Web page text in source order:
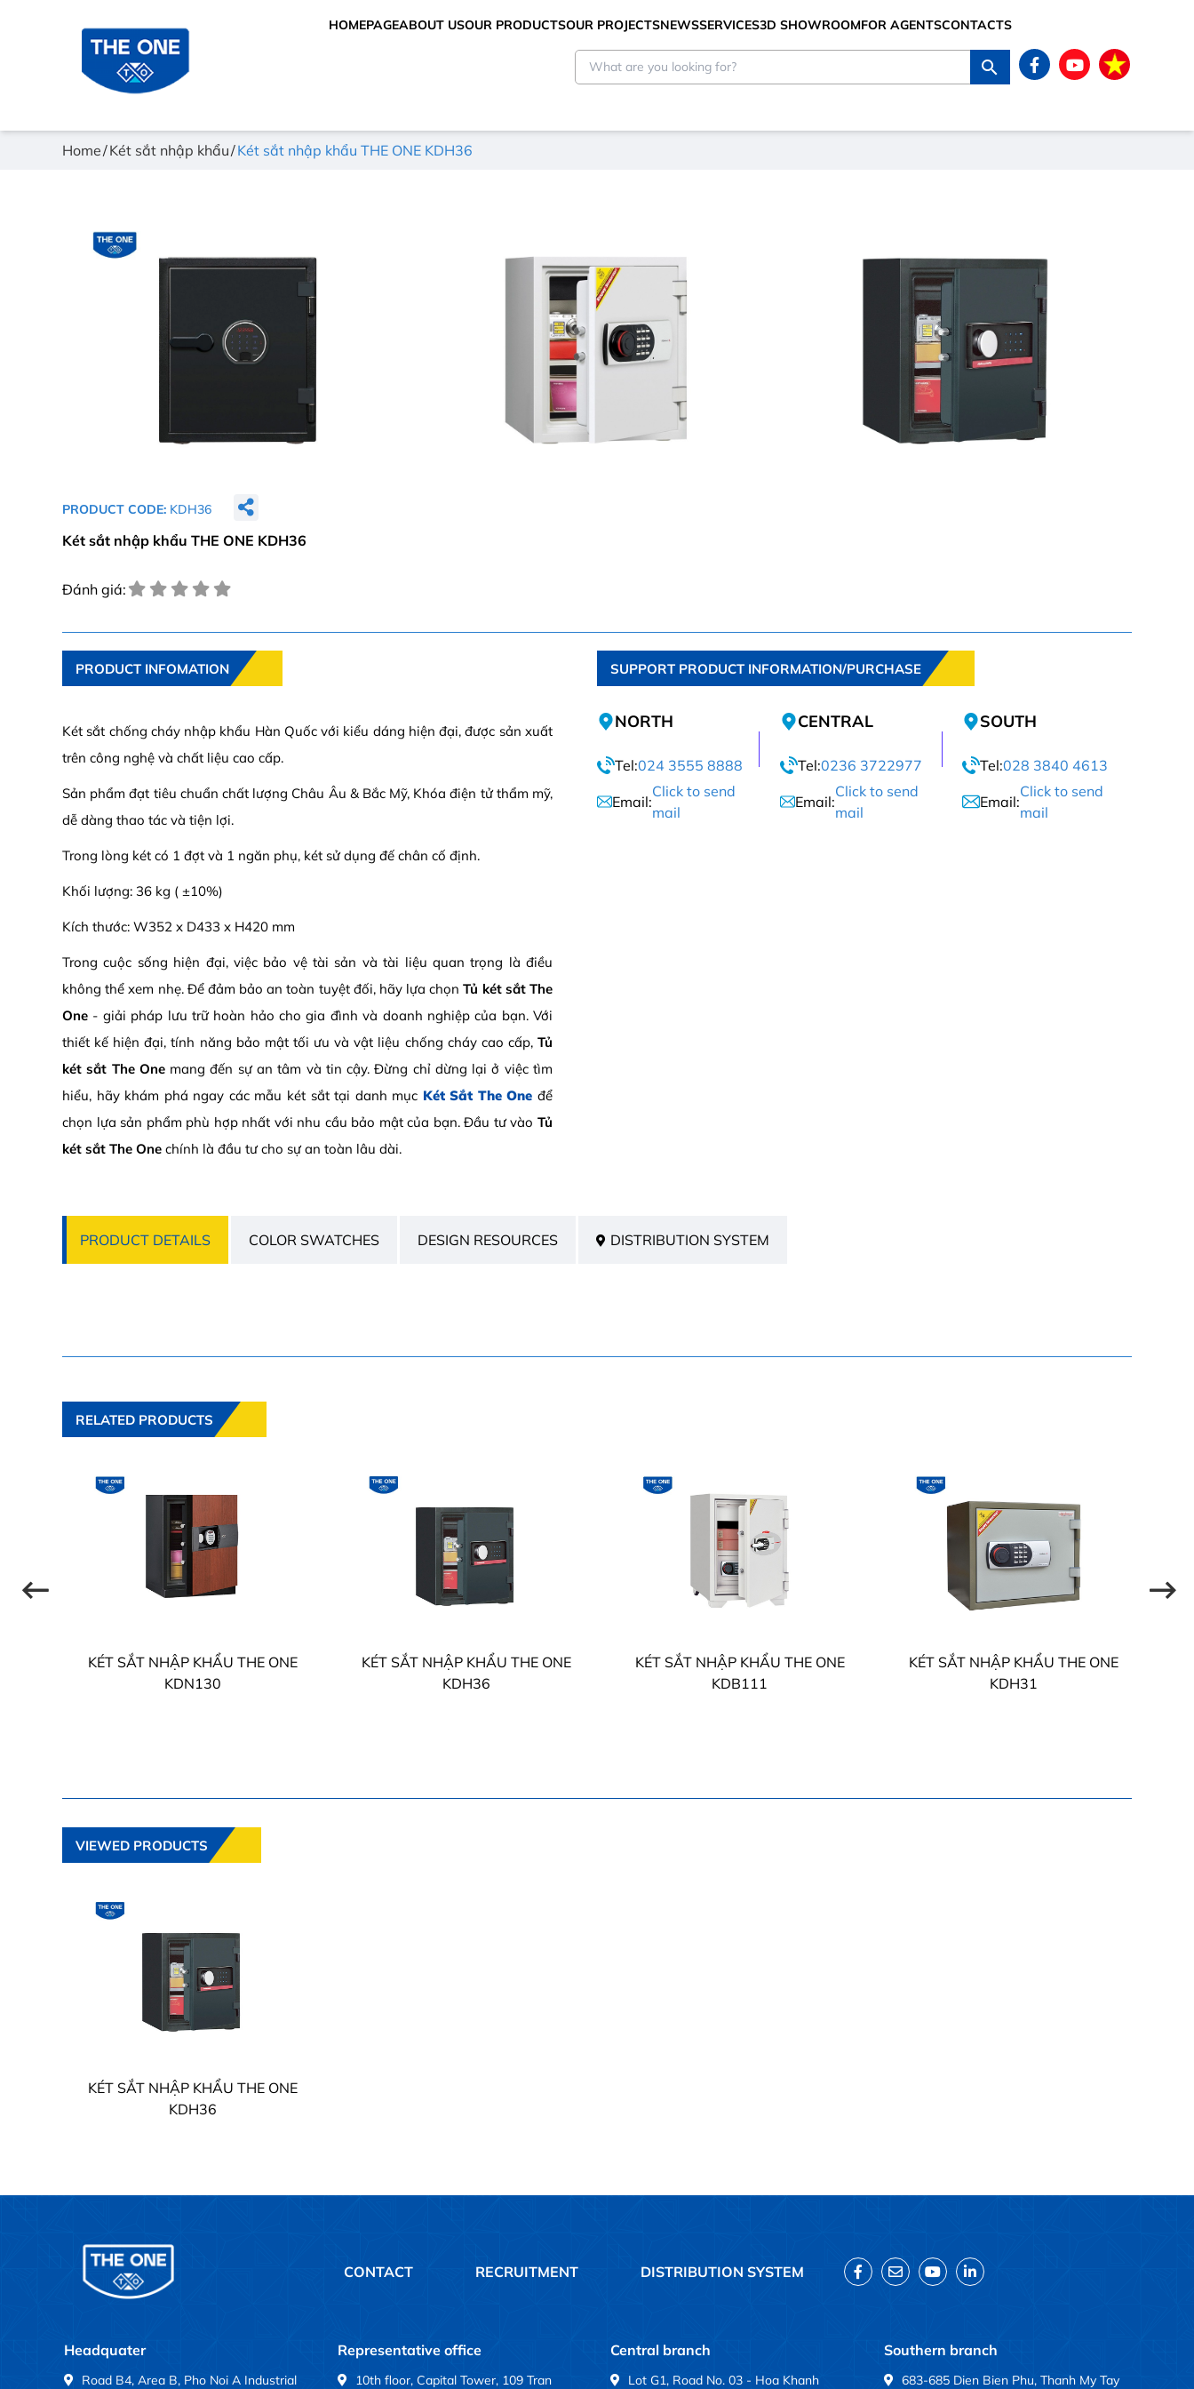
HOMEPAGEABOUT USOUR PRODUCTSOUR PROJECTSNEWSSERVICES3D SHOWROOMFOR AGENTSCONTACTS
Home Két sắt nhập khẩu Két sắt nhập khẩu THE ONE KDH36
PRODUCT CODE: KDH36
Két sắt nhập khẩu THE ONE KDH36
Đánh giá:
PRODUCT INFOMATION
Két sắt chống cháy nhập khẩu Hàn Quốc với kiểu dáng hiện đại, được sản xuất
trên công nghệ và chất liệu cao cấp.
Sản phẩm đạt tiêu chuẩn chất lượng Châu Âu & Bắc Mỹ, Khóa điện tử thẩm mỹ,
dễ dàng thao tác và tiện lợi.
Trong lòng két có 1 đợt và 1 ngăn phụ, két sử dụng đế chân cố định.
Khối lượng: 36 kg ( ±10%)
Kích thước: W352 x D433 x H420 mm
Trong cuộc sống hiện đại, việc bảo vệ tài sản và tài liệu quan trọng là điều
không thể xem nhẹ. Để đảm bảo an toàn tuyệt đối, hãy lựa chọnTủ két sắt The
One - giải pháp lưu trữ hoàn hảo cho gia đình và doanh nghiệp của bạn. Với
thiết kế hiện đại, tính năng bảo mật tối ưu và vật liệu chống cháy cao cấp, Tủ
két sắt The Onemang đến sự an tâm và tin cậy. Đừng chỉ dừng lại ở việc tìm
hiểu, hãy khám phá ngay các mẫu két sắt tại danh mục Két Sắt The One để
chọn lựa sản phẩm phù hợp nhất với nhu cầu bảo mật của bạn. Đầu tư vào Tủ
két sắt The One chính là đầu tư cho sự an toàn lâu dài.
SUPPORT PRODUCT INFORMATION/PURCHASE
NORTH
Tel:024 3555 8888
Email:
Click to send
mail
CENTRAL
Tel:0236 3722977
Email:
Click to send
mail
SOUTH
Tel:028 3840 4613
Email:
Click to send
mail
PRODUCT DETAILS COLOR SWATCHES DESIGN RESOURCES DISTRIBUTION SYSTEM
RELATED PRODUCTS
KÉT SẮT NHẬP KHẨU THE ONE
KDN130
KÉT SẮT NHẬP KHẨU THE ONE
KDH36
KÉT SẮT NHẬP KHẨU THE ONE
KDB111
KÉT SẮT NHẬP KHẨU THE ONE
KDH31
VIEWED PRODUCTS
KÉT SẮT NHẬP KHẨU THE ONE
KDH36
CONTACT RECRUITMENT DISTRIBUTION SYSTEM
Headquater
Road B4, Area B, Pho Noi A Industrial
Representative office
10th floor, Capital Tower, 109 Tran
Central branch
Lot G1, Road No. 03 - Hoa Khanh
Southern branch
683-685 Dien Bien Phu, Thanh My Tay